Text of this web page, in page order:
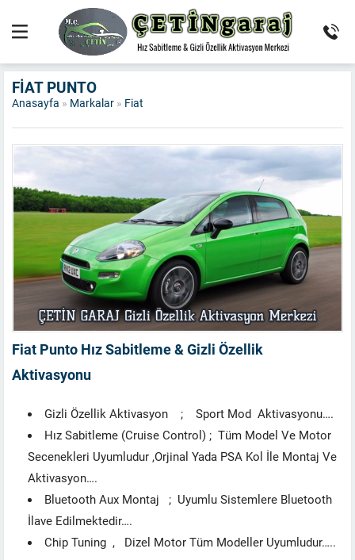
FIAT PUNTO
Anasayfa » Markalar » Fiat
Fiat Punto Hız Sabitleme & Gizli Özellik
Aktivasyonu
Gizli Özellik Aktivasyon ; Sport Mod Aktivasyonu….
Hız Sabitleme (Cruise Control) ; Tüm Model Ve Motor
Secenekleri Uyumludur ,Orjinal Yada PSA Kol İle Montaj Ve
Aktivasyon….
Bluetooth Aux Montaj ; Uyumlu Sistemlere Bluetooth
İlave Edilmektedir….
Chip Tuning , Dizel Motor Tüm Modeller Uyumludur…..